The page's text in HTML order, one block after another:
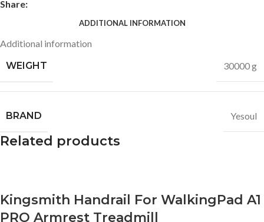
Share:
ADDITIONAL INFORMATION
Additional information
WEIGHT
30000 g
BRAND Yesoul
Related products
Kingsmith Handrail For WalkingPad A1
PRO Armrest Treadmill